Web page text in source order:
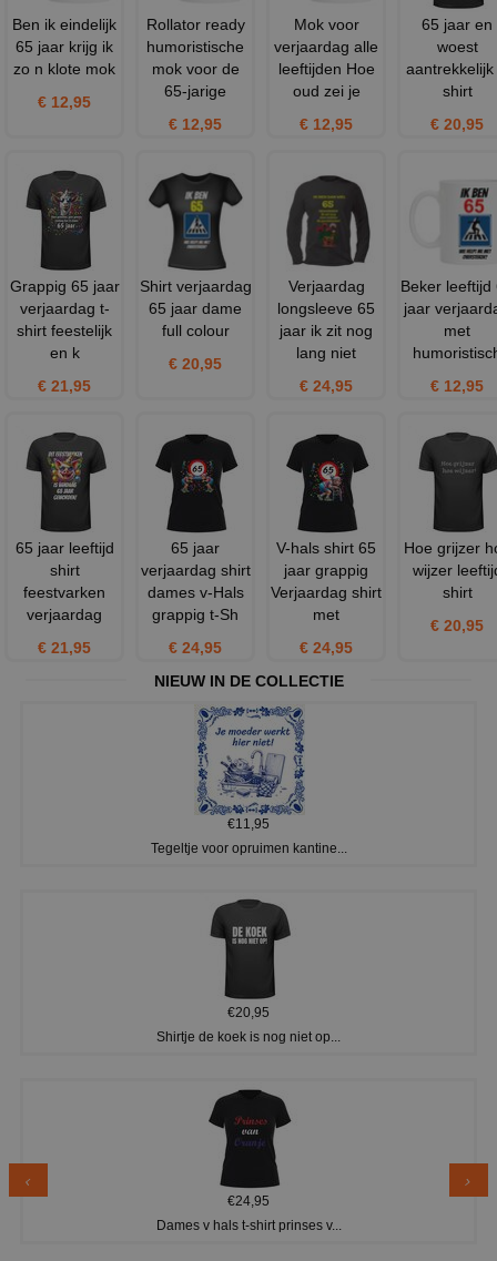
Ben ik eindelijk
65 jaar krijg ik
zo n klote mok
€ 12,95
Rollator ready
humoristische
mok voor de
65-jarige
€ 12,95
Mok voor
verjaardag alle
leeftijden Hoe
oud zei je
€ 12,95
65 jaar en
woest
aantrekkelijk
shirt
€ 20,95
Grappig 65 jaar
verjaardag t-
shirt feestelijk
en k
€ 21,95
Shirt verjaardag
65 jaar dame
full colour
€ 20,95
Verjaardag
longsleeve 65
jaar ik zit nog
lang niet
€ 24,95
Beker leeftijd
jaar
met
€ 12,95
65 jaar leeftijd
shirt
feestvarken
verjaardag
€ 21,95
65 jaar
verjaardag shirt
dames v-Hals
grappig t-Sh
€ 24,95
V-hals shirt 65
jaar grappig
Verjaardag shirt
met
€ 24,95
Hoe grijzer
wijzer
shirt
€ 20,95
NIEUW IN DE COLLECTIE
€11,95
Tegeltje voor opruimen kantine...
€20,95
Shirtje de koek is nog niet op...
€24,95
Dames v hals t-shirt prinses v...